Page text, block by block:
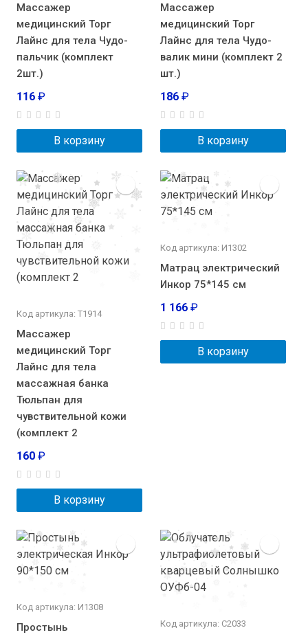
Массажер
медицинский Торг
Лайнс для тела Чудо-
пальчик (комплект
2шт.)
116 ₽
В корзину
Массажер
медицинский Торг
Лайнс для тела Чудо-
валик мини (комплект 2
шт.)
186 ₽
В корзину
Код артикула: Т1914
Массажер
медицинский Торг
Лайнс для тела
массажная банка
Тюльпан для
чувствительной кожи
(комплект 2
160 ₽
В корзину
Код артикула: И1302
Матрац электрический
Инкор 75*145 см
1 166 ₽
В корзину
Код артикула: И1308
Простынь
Код артикула: С2033